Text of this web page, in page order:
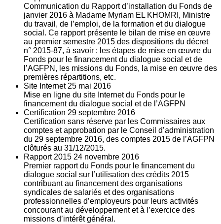
Communication du Rapport d’installation du Fonds de
janvier 2016 à Madame Myriam EL KHOMRI, Ministre
du travail, de l’emploi, de la formation et du dialogue
social. Ce rapport présente le bilan de mise en œuvre
au premier semestre 2015 des dispositions du décret
n° 2015-87, à savoir : les étapes de mise en œuvre du
Fonds pour le financement du dialogue social et de
l’AGFPN, les missions du Fonds, la mise en œuvre des
premières répartitions, etc.
Site Internet 25 mai 2016
Mise en ligne du site Internet du Fonds pour le
financement du dialogue social et de l’AGFPN
Certification 29 septembre 2016
Certification sans réserve par les Commissaires aux
comptes et approbation par le Conseil d’administration
du 29 septembre 2016, des comptes 2015 de l’AGFPN
clôturés au 31/12/2015.
Rapport 2015 24 novembre 2016
Premier rapport du Fonds pour le financement du
dialogue social sur l’utilisation des crédits 2015
contribuant au financement des organisations
syndicales de salariés et des organisations
professionnelles d’employeurs pour leurs activités
concourant au développement et à l’exercice des
missions d’intérêt général.